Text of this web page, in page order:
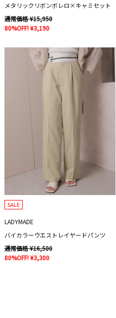
メタリックリボンボレロ×キャミセット
通常価格 ¥15,950
80%OFF! ¥3,190
SALE
LADYMADE
バイカラーウエストレイヤードパンツ
通常価格 ¥16,500
80%OFF! ¥3,300